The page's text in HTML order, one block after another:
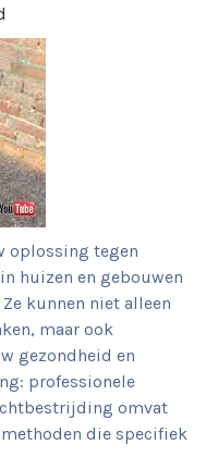
oplossing tegen
huizen en gebouwen
kunnen niet alleen
maar ook
gezondheid en
professionele
omvat
methoden die specifiek